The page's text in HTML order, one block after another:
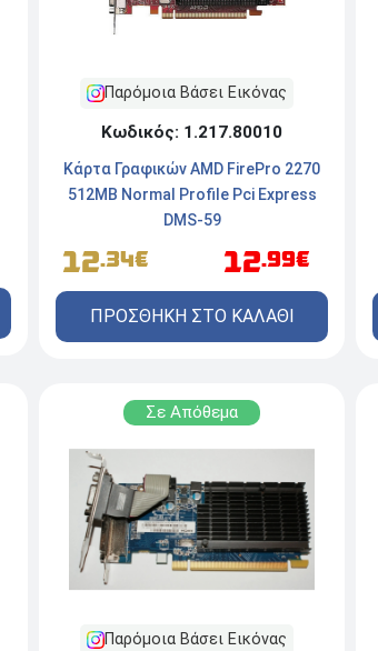
Παρόμοια Βάσει Εικόνας
Κωδικός: 1.217.80010
Κάρτα Γραφικών AMD FirePro 2270
512MB Normal Profile Pci Express
DMS-59
12.34€ 12.99€
ΠΡΟΣΘΗΚΗ ΣΤΟ ΚΑΛΑΘΙ
Σε Απόθεμα
Παρόμοια Βάσει Εικόνας